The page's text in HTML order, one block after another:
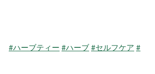
#ハーブティー #ハーブ #セルフケア #